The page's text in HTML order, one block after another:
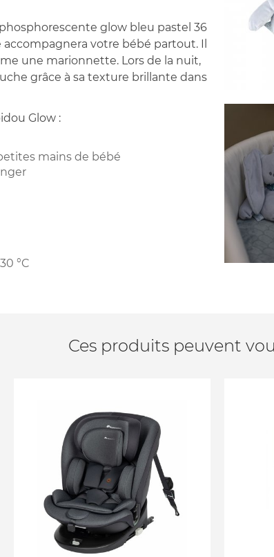
glow bleu pastel 36
votre bébé partout. Il
une marionnette. Lors de la nuit,
grâce à sa texture brillante dans
Glow :
mains de bébé
°C
Ces produits peuvent